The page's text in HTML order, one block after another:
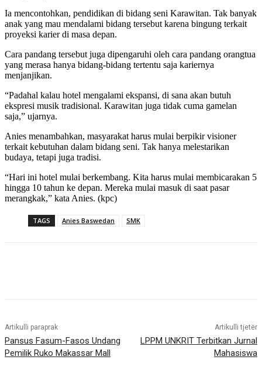
Ia mencontohkan, pendidikan di bidang seni Karawitan. Tak banyak
anak yang mau mendalami bidang tersebut karena bingung terkait
proyeksi karier di masa depan.
Cara pandang tersebut juga dipengaruhi oleh cara pandang orangtua
yang merasa hanya bidang-bidang tertentu saja kariernya
menjanjikan.
“Padahal kalau hotel mengalami ekspansi, di sana akan butuh
ekspresi musik tradisional. Karawitan juga tidak cuma gamelan
saja,” ujarnya.
Anies menambahkan, masyarakat harus mulai berpikir visioner
terkait kebutuhan dalam bidang seni. Tak hanya melestarikan
budaya, tetapi juga tradisi.
“Hari ini hotel mulai berkembang. Kita harus mulai membicarakan 5
hingga 10 tahun ke depan. Mereka mulai masuk di saat pasar
merangkak,” kata Anies. (kpc)
TAGS Anies Baswedan SMK
Artikulli paraprak
Pansus Fasum-Fasos Undang
Pemilik Ruko Makassar Mall
Artikulli tjetër
LPPM UNKRIT Terbitkan Jurnal
Mahasiswa